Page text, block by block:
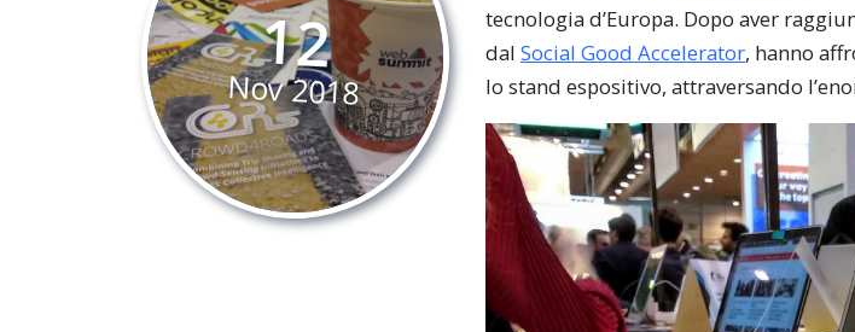
12
Nov2018
tecnologia d’Europa. Dopo aver
dal Social Good Accelerator, hanno
lo stand espositivo, attraversando